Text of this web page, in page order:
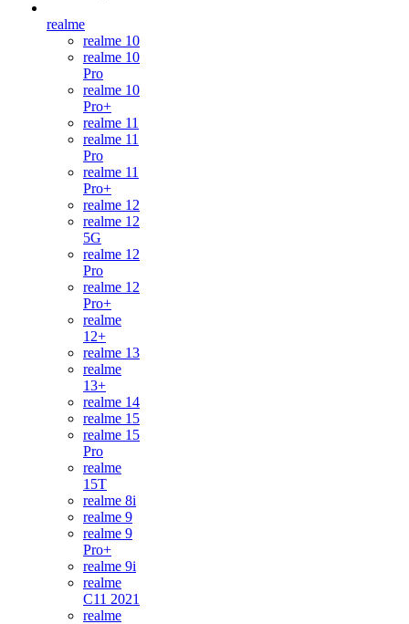
realme
realme 10
realme 10
Pro
realme 10
Pro+
realme 11
realme 11
Pro
realme 11
Pro+
realme 12
realme 12
5G
realme 12
Pro
realme 12
Pro+
realme
12+
realme 13
realme
13+
realme 14
realme 15
realme 15
Pro
realme
15T
realme 8i
realme 9
realme 9
Pro+
realme 9i
realme
C11 2021
realme